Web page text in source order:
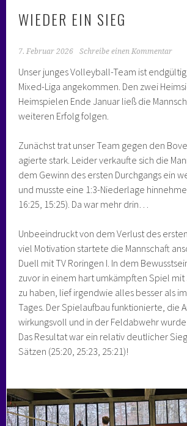
WIEDER EIN SIEG
7. Februar 2026 Schreibe einen Kommentar
Unser junges Volleyball-Team ist
Mixed-Liga angekommen. Den zwei
Heimspielen Ende Januar ließ die
weiteren Erfolg folgen.
Zunächst trat unser Team gegen den
agierte stark. Leider verkaufte sich die
dem Gewinn des ersten Durchgangs ein
und musste eine 1:3-Niederlage
16:25, 15:25). Da war mehr drin…
Unbeeindruckt von dem Verlust des
viel Motivation startete die Mannschaft
Duell mit TV Roringen I. In dem
zuvor in einem hart umkämpften Spiel
zu haben, lief irgendwie alles besser als
Tages. Der Spielaufbau funktionierte, die
wirkungsvoll und in der Feldabwehr
Das Resultat war ein relativ deutlicher
Sätzen (25:20, 25:23, 25:21)!